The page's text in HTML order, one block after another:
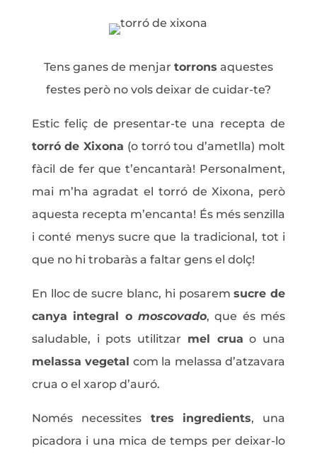
Tens ganes de menjar torrons aquestes
festes però no vols deixar de cuidar-te?
Estic feliç de presentar-te una recepta de
torró de Xixona (o torró tou d’ametlla) molt
fàcil de fer que t’encantarà! Personalment,
mai m’ha agradat el torró de Xixona, però
aquesta recepta m’encanta! És més senzilla
i conté menys sucre que la tradicional, tot i
que no hi trobaràs a faltar gens el dolç!
En lloc de sucre blanc, hi posaremsucre de
canya integral o moscovado, que és més
saludable, i pots utilitzar mel crua o una
melassa vegetal com la melassa d’atzavara
crua o el xarop d’auró.
Només necessitestres ingredients, una
picadora i una mica de temps per deixar-lo